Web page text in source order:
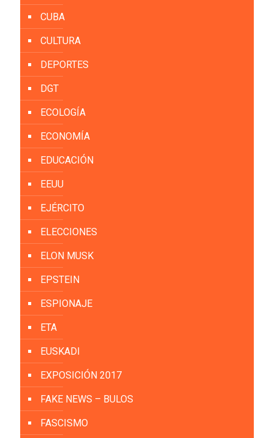
CUBA
CULTURA
DEPORTES
DGT
ECOLOGÍA
ECONOMÍA
EDUCACIÓN
EEUU
EJÉRCITO
ELECCIONES
ELON MUSK
EPSTEIN
ESPIONAJE
ETA
EUSKADI
EXPOSICIÓN 2017
FAKE NEWS – BULOS
FASCISMO